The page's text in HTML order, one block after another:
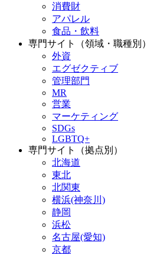
消費財
アパレル
食品・飲料
専門サイト（領域・職種別）
外資
エグゼクティブ
管理部門
MR
営業
マーケティング
SDGs
LGBTQ+
専門サイト（拠点別）
北海道
東北
北関東
横浜(神奈川)
静岡
浜松
名古屋(愛知)
京都